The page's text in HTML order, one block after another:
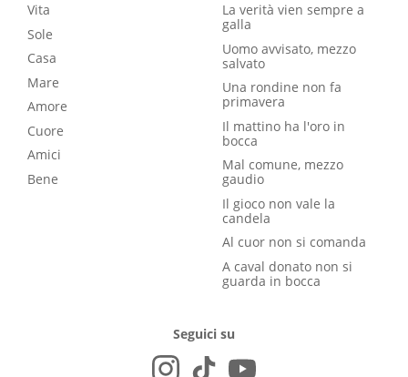
Vita
Sole
Casa
Mare
Amore
Cuore
Amici
Bene
La verità vien sempre a
galla
Uomo avvisato, mezzo
salvato
Una rondine non fa
primavera
Il mattino ha l'oro in
bocca
Mal comune, mezzo
gaudio
Il gioco non vale la
candela
Al cuor non si comanda
A caval donato non si
guarda in bocca
Seguici su